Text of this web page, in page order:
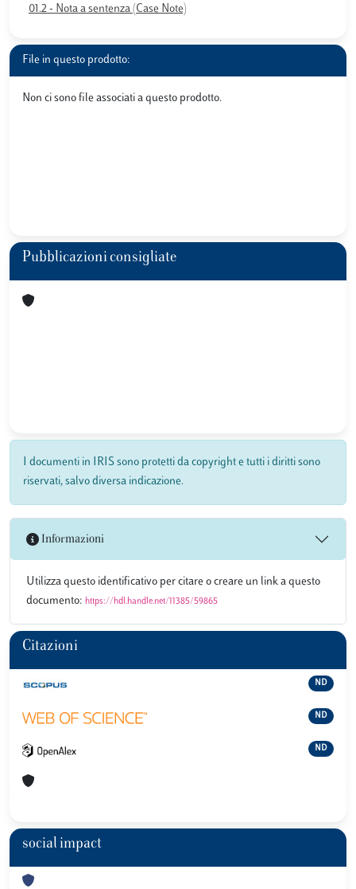
01.2 - Nota a sentenza (Case Note)
File in questo prodotto:
Non ci sono file associati a questo prodotto.
Pubblicazioni consigliate
I documenti in IRIS sono protetti da copyright e tutti i diritti sono
riservati, salvo diversa indicazione.
Informazioni
Utilizza questo identificativo per citare o creare un link a questo
documento: https://hdl.handle.net/11385/59865
Citazioni
ND
ND
ND
social impact